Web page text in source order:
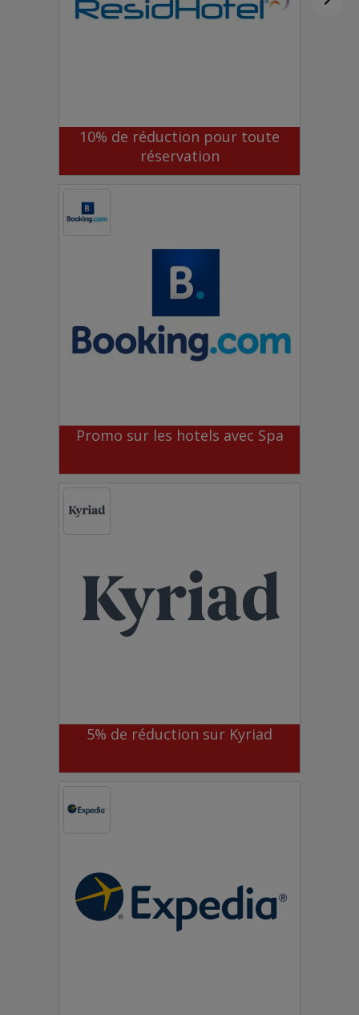
10% de réduction pour toute
réservation
Promo sur les hotels avec Spa
5% de réduction sur Kyriad